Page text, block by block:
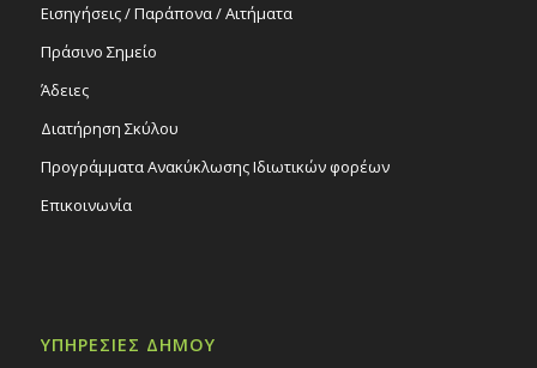
Εισηγήσεις / Παράπονα / Αιτήματα
Πράσινο Σημείο
Άδειες
Διατήρηση Σκύλου
Προγράμματα Ανακύκλωσης Ιδιωτικών φορέων
Επικοινωνία
ΥΠΗΡΕΣΙΕΣ ΔΗΜΟΥ